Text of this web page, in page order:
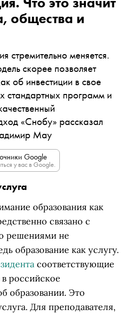
общества и
стремительно меняется.
скорее позволяет
об инвестиции в свое
программ и
«Снобу» рассказал
Мау
Google
у вас в Google.
образования как
связано с
решениями не
образование как услугу.
соответствующие
российское
образовании. Это
Для преподавателя,